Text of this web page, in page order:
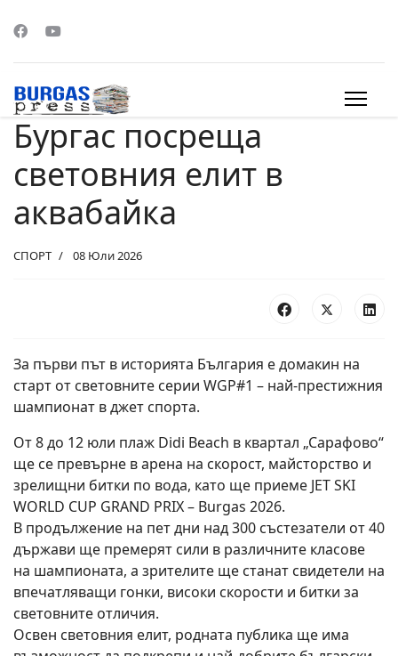
Бургас посреща
световния елит в
аквабайка
СПОРТ 08 Юли 2026
За първи път в историята България е домакин на
старт от световните серии WGP#1 – най-престижния
шампионат в джет спорта.
От 8 до 12 юли плаж Didi Beach в квартал „Сарафово“
ще се превърне в арена на скорост, майсторство и
зрелищни битки по вода, като ще приеме JET SKI
WORLD CUP GRAND PRIX – Burgas 2026.
В продължение на пет дни над 300 състезатели от 40
държави ще премерят сили в различните класове
на шампионата, а зрителите ще станат свидетели на
впечатляващи гонки, високи скорости и битки за
световните отличия.
Освен световния елит, родната публика ще има